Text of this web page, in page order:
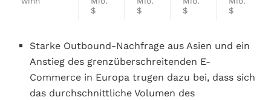
$
$
$
$
Starke Outbound-Nachfrage aus Asien und ein
Anstieg des grenzüberschreitenden E-
Commerce in Europa trugen dazu bei, dass sich
das durchschnittliche Volumen des